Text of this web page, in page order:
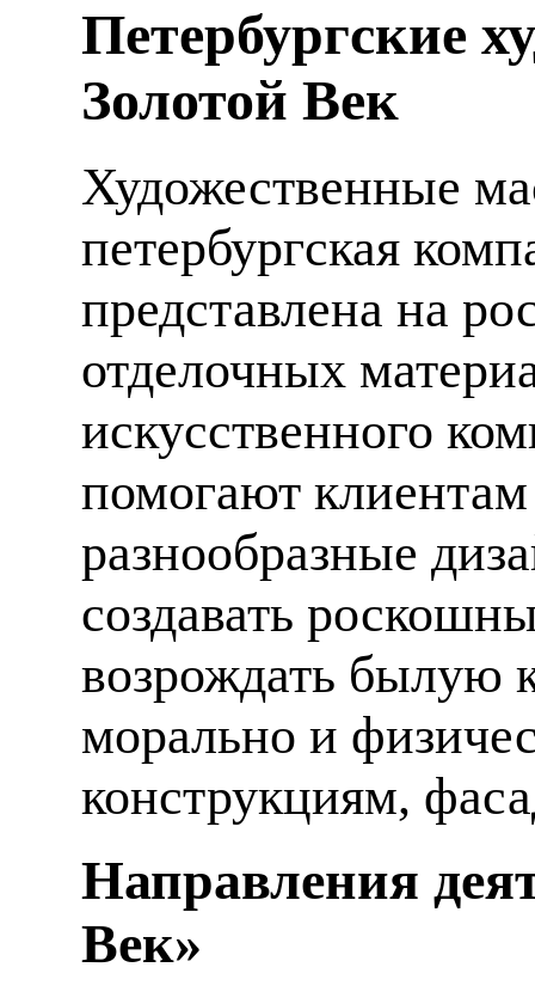
Петербургские
Золотой Век
Художественные
петербургская
представлена на
отделочных
искусственного
помогают
разнообразные
создавать
возрождать былую
морально и
конструкциям,
Направления
Век»